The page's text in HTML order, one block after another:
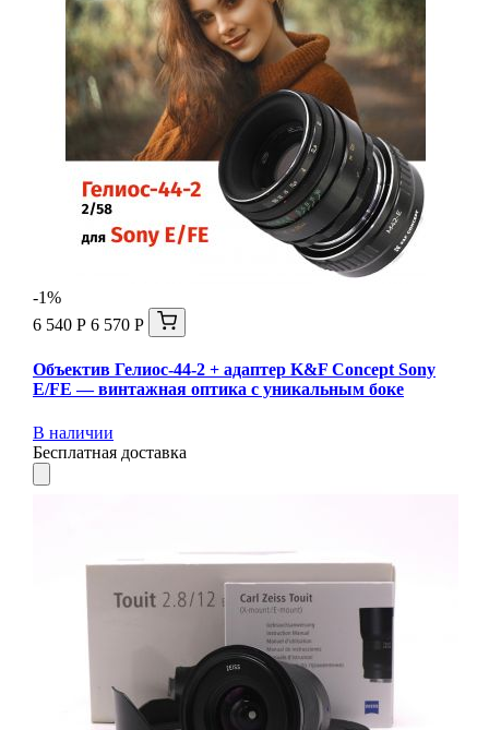
-1%
6 540 Р 6 570 Р
Объектив Гелиос-44-2 + адаптер K&F Concept Sony
E/FE — винтажная оптика с уникальным боке
В наличии
Бесплатная доставка